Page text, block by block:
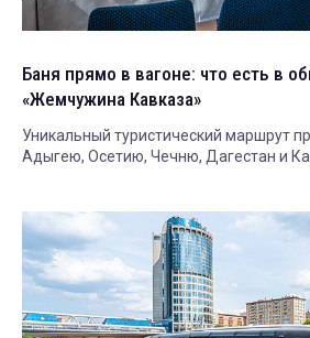
Баня прямо в вагоне: что есть в
«Жемчужина Кавказа»
Уникальный туристический маршрут
Адыгею, Осетию, Чечню, Дагестан и